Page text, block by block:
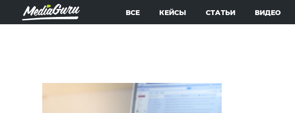
ВСЕ КЕЙСЫ СТАТЬИ ВИДЕО